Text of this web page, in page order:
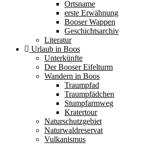
Ortsname
erste Erwähnung
Booser Wappen
Geschichtsarchiv
Literatur
Urlaub in Boos
Unterkünfte
Der Booser Eifelturm
Wandern in Boos
Traumpfad
Traumpfädchen
Stumpfarmweg
Kratertour
Naturschutzgebiet
Naturwaldreservat
Vulkanismus